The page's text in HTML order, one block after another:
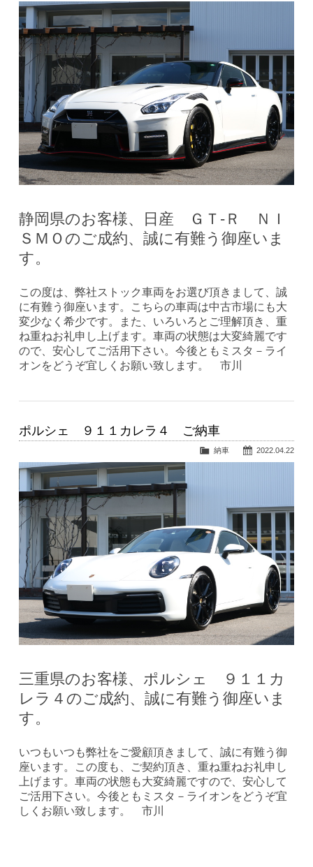
静岡県のお客様、日産 ＧＴ-Ｒ ＮＩ
ＳＭＯのご成約、誠に有難う御座いま
す。
この度は、弊社ストック車両をお選び頂きまして、誠
に有難う御座います。こちらの車両は中古市場にも大
変少なく希少です。また、いろいろとご理解頂き、重
ね重ねお礼申し上げます。車両の状態は大変綺麗です
ので、安心してご活用下さい。今後ともミスタ－ライ
オンをどうぞ宜しくお願い致します。 市川
ポルシェ ９１１カレラ４ ご納車
2022.04.22
納車
三重県のお客様、ポルシェ ９１１カ
レラ４のご成約、誠に有難う御座いま
す。
いつもいつも弊社をご愛顧頂きまして、誠に有難う御
座います。この度も、ご契約頂き、重ね重ねお礼申し
上げます。車両の状態も大変綺麗ですので、安心して
ご活用下さい。今後ともミスタ－ライオンをどうぞ宜
しくお願い致します。 市川